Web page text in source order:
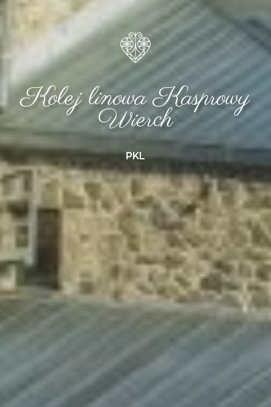
Kolej linowa Kasprowy
Wierch
PKL